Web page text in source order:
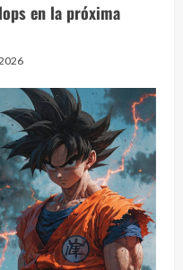
en la próxima